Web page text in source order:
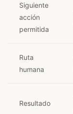
Siguiente
acción
permitida
Ruta
humana
Resultado